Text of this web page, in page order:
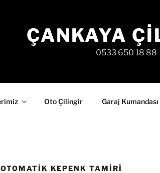
ÇANKAYA
0533 650 18 88
Oto Çilingir Garaj Kumandası
KEPENK TAMIRI